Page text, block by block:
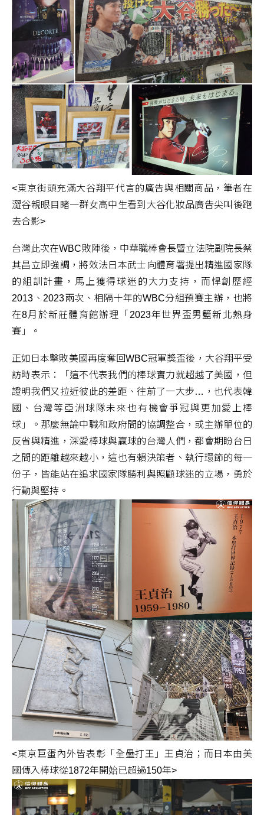
<東京街頭充滿大谷翔平代言的廣告與相關商品，筆者在
澀谷親眼目睹一群女高中生看到大谷化妝品廣告尖叫後跑
去合影>
台灣此次在WBC敗陣後，中華職棒會長暨立法院副院長蔡
其昌立即強調，將效法日本武士向體育署提出精進國家隊
的組訓計畫，馬上獲得球迷的大力支持，而悍創歷經
2013、2023兩次、相隔十年的WBC分組預賽主辦，也將
在8月於新莊體育館辦理「2023年世界盃男籃新北熱身
賽」。
正如日本擊敗美國再度奪回WBC冠軍獎盃後，大谷翔平受
訪時表示：「這不代表我們的棒球實力就超越了美國，但
證明我們又拉近彼此的差距、往前了一大步…，也代表韓
國、台灣等亞洲球隊未來也有機會爭冠與更加愛上棒
球」。那麼無論中職和政府間的協調整合，或主辦單位的
反省與精進，深愛棒球與贏球的台灣人們，都會期盼台日
之間的距離越來越小，這也有賴決策者、執行環節的每一
份子，皆能站在追求國家隊勝利與照顧球迷的立場，勇於
行動與堅持。
<東京巨蛋內外皆表彰「全壘打王」王貞治；而日本由美
國傳入棒球從1872年開始已超過150年>